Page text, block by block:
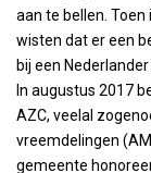
aan te bellen.
wisten dat er een
bij een
In augustus 2017
AZC, veelal
vreemdelingen
gemeente